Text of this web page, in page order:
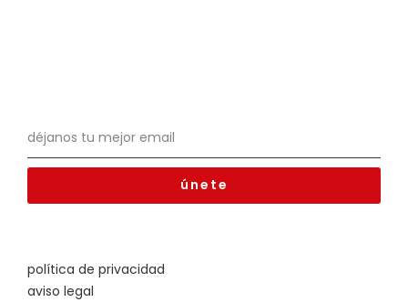
política de privacidad
aviso legal
únete